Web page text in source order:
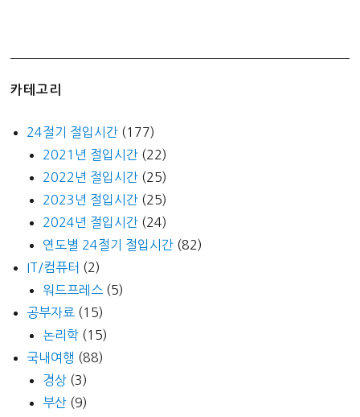
득
카테고리
24절기 절입시간 (177)
2021년 절입시간 (22)
2022년 절입시간 (25)
2023년 절입시간 (25)
2024년 절입시간 (24)
연도별 24절기 절입시간 (82)
IT/컴퓨터 (2)
워드프레스 (5)
공부자료 (15)
논리학 (15)
국내여행 (88)
경상 (3)
부산 (9)